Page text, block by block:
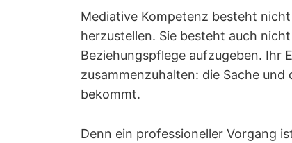
Mediative Kompetenz besteht
herzustellen. Sie besteht auch
Beziehungspflege aufzugeben. Ihr
zusammenzuhalten: die Sache und
bekommt.
Denn ein professioneller Vorgang